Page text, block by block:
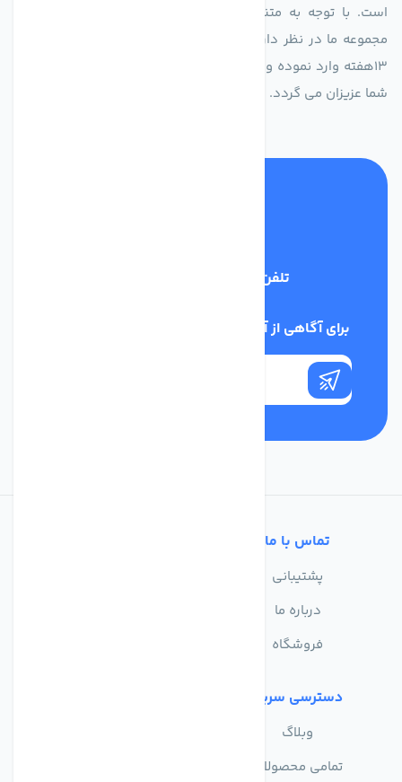
است. با توجه به متنوع بودن فن های تولیدی کمپانی اروپایی
مجموعه ما در نظر دارد کالاهای تخصصی شما عزیزان رو در صرف
13هفته وارد نموده و این عمر باعث صرفه جویی در هزینه و زمان
شما عزیزان می گردد.
تلفن پشتیبانی
برای آگاهی از آخرین اخبار در خبرنامه ما عضو شوید
تماس با ما
پشتیبانی
درباره ما
فروشگاه
دسترسی سریع
وبلاگ
تمامی محصولات